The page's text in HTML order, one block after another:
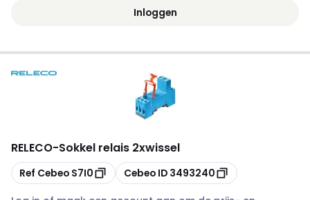
Inloggen
RELECO-Sokkel relais 2xwissel
Kopiëren
Ref Cebeo S7I0 Kopiëren
Cebeo ID 3493240